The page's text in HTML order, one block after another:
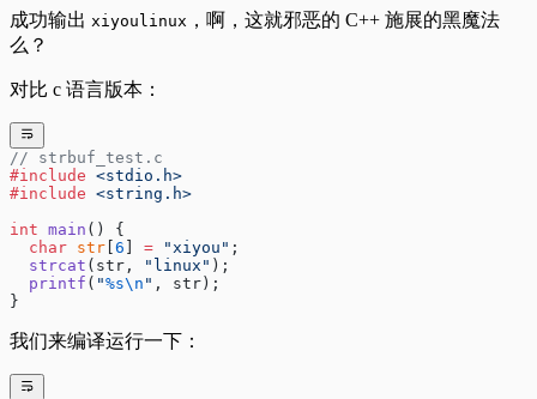
成功输出 xiyoulinux ，啊，这就邪恶的 C++ 施展的黑魔法
么？
对比 c 语言版本：
// strbuf_test.c
#include <stdio.h>
#include <string.h>
int main () {
  char
str 6 = "xiyou" ;
  strcat
(str, "linux" );
  printf
( "%s\n " , str);
}
我们来编译运行一下：